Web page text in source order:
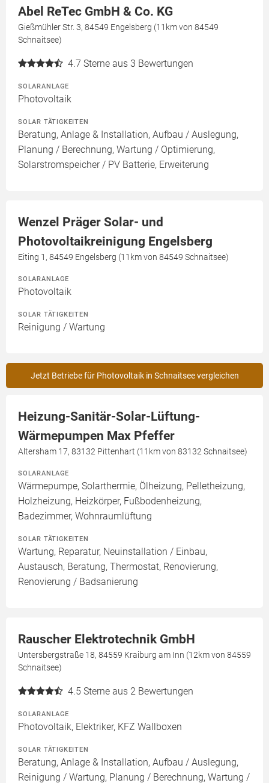
Abel ReTec GmbH & Co. KG
Gießmühler Str. 3, 84549 Engelsberg (11km von 84549
Schnaitsee)
4.7 Sterne aus 3 Bewertungen
SOLARANLAGE
Photovoltaik
SOLAR TÄTIGKEITEN
Beratung, Anlage & Installation, Aufbau / Auslegung,
Planung / Berechnung, Wartung / Optimierung,
Solarstromspeicher / PV Batterie, Erweiterung
Wenzel Präger Solar- und
Photovoltaikreinigung Engelsberg
Eiting 1, 84549 Engelsberg (11km von 84549 Schnaitsee)
SOLARANLAGE
Photovoltaik
SOLAR TÄTIGKEITEN
Reinigung / Wartung
Jetzt Betriebe für Photovoltaik in Schnaitsee vergleichen
Heizung-Sanitär-Solar-Lüftung-
Wärmepumpen Max Pfeffer
Altersham 17, 83132 Pittenhart (11km von 83132 Schnaitsee)
SOLARANLAGE
Wärmepumpe, Solarthermie, Ölheizung, Pelletheizung,
Holzheizung, Heizkörper, Fußbodenheizung,
Badezimmer, Wohnraumlüftung
SOLAR TÄTIGKEITEN
Wartung, Reparatur, Neuinstallation / Einbau,
Austausch, Beratung, Thermostat, Renovierung,
Renovierung / Badsanierung
Rauscher Elektrotechnik GmbH
Untersbergstraße 18, 84559 Kraiburg am Inn (12km von 84559
Schnaitsee)
4.5 Sterne aus 2 Bewertungen
SOLARANLAGE
Photovoltaik, Elektriker, KFZ Wallboxen
SOLAR TÄTIGKEITEN
Beratung, Anlage & Installation, Aufbau / Auslegung,
Reinigung / Wartung, Planung / Berechnung, Wartung /